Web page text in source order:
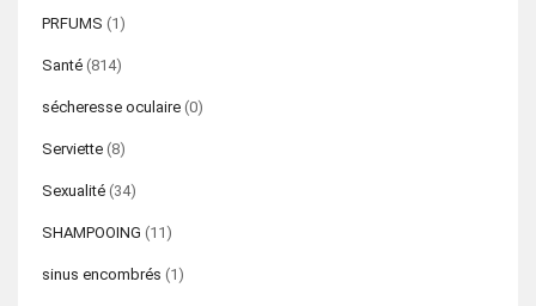
PRFUMS (1)
Santé (814)
sécheresse oculaire (0)
Serviette (8)
Sexualité (34)
SHAMPOOING (11)
sinus encombrés (1)